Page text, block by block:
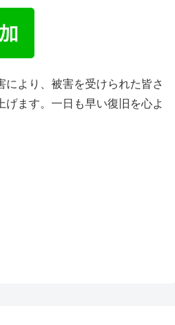
により、被害を受けられた皆さ
げます。一日も早い復旧を心よ